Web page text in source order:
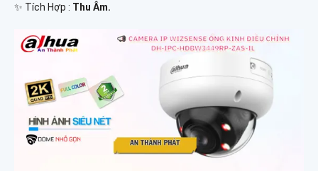
️✨ Tích Hợp : Thu Âm.